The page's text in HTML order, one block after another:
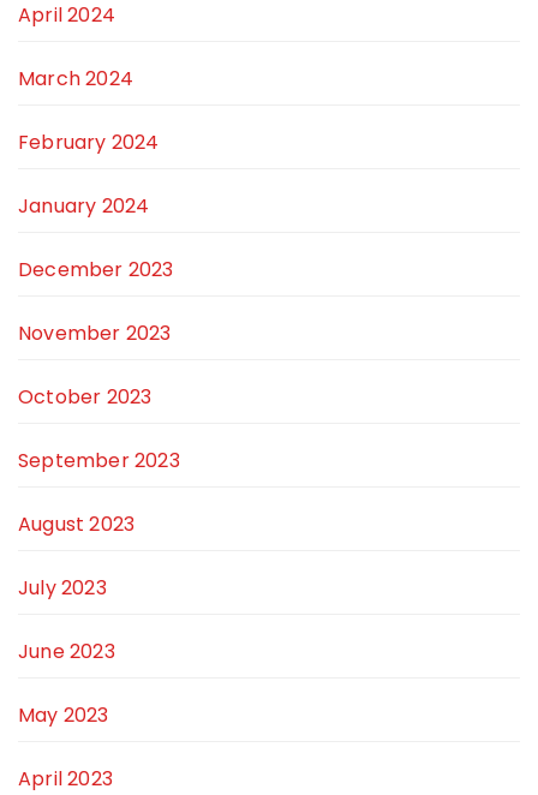
April 2024
March 2024
February 2024
January 2024
December 2023
November 2023
October 2023
September 2023
August 2023
July 2023
June 2023
May 2023
April 2023